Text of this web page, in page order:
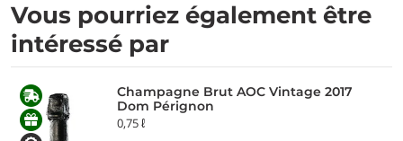
Vous pourriez également être
intéressé par
Champagne Brut AOC Vintage 2017
Dom Pérignon
0,75 ℓ